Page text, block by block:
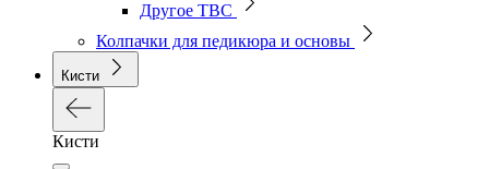
Другое ТВС
Колпачки для педикюра и основы
Кисти
Кисти